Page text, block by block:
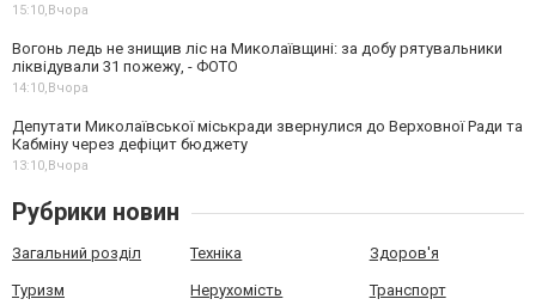
15:10,Вчора
Вогонь ледь не знищив ліс на Миколаївщині: за добу рятувальники
ліквідували 31 пожежу, - ФОТО
14:10,Вчора
Депутати Миколаївської міськради звернулися до Верховної Ради та
Кабміну через дефіцит бюджету
13:10,Вчора
Рубрики новин
Загальний розділ Техніка Здоров'я
Туризм Нерухомість Транспорт